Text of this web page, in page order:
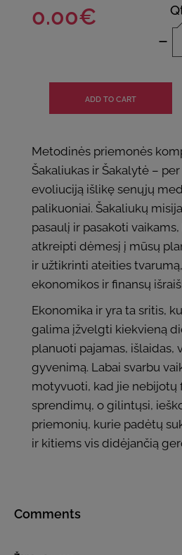
0.00€
-
Metodinės priemonės
Šakaliukas ir Šakalytė –
evoliuciją išlikę senųjų
palikuoniai. Šakaliukų
pasaulį ir pasakoti
atkreipti dėmesį į mūsų
ir užtikrinti ateities
ekonomikos ir finansų
Ekonomika ir yra ta sritis,
galima įžvelgti kiekvieną
planuoti pajamas, išlaidas,
gyvenimą. Labai svarbu
motyvuoti, kad jie nebijotų
sprendimų, o gilintųsi,
priemonių, kurie padėtų
ir kitiems vis didėjančią
Comments